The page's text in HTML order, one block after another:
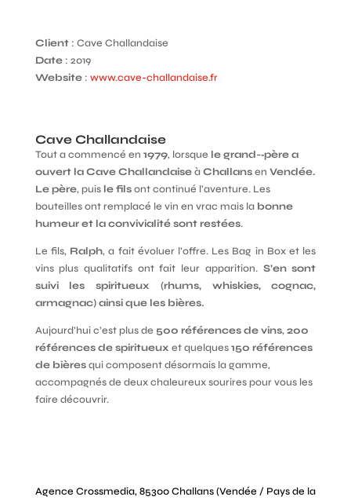
Client : Cave Challandaise
Date : 2019
Website: www.cave-challandaise.fr
Cave Challandaise
Tout a commencé en 1979, lorsque le grand-­‐père a
ouvert la Cave ChallandaiseàChallansen Vendée.
Le père, puis le filsont continué l’aventure. Les
bouteilles ont remplacé le vin en vrac mais la bonne
humeur et la convivialité sont restées.
Le fils, Ralph, a fait évoluer l’offre. Les Bag in Box et les
vins plus qualitatifs ont fait leur apparition. S’en sont
suivi les spiritueux (rhums, whiskies, cognac,
armagnac) ainsi que les bières.
Aujourd’hui c’est plus de 500 références de vins, 200
références de spiritueux et quelques150 références
de bièresqui composent désormais la gamme,
accompagnés de deux chaleureux sourires pour vous les
faire découvrir.
Agence Crossmedia, 85300 Challans (Vendée / Pays de la